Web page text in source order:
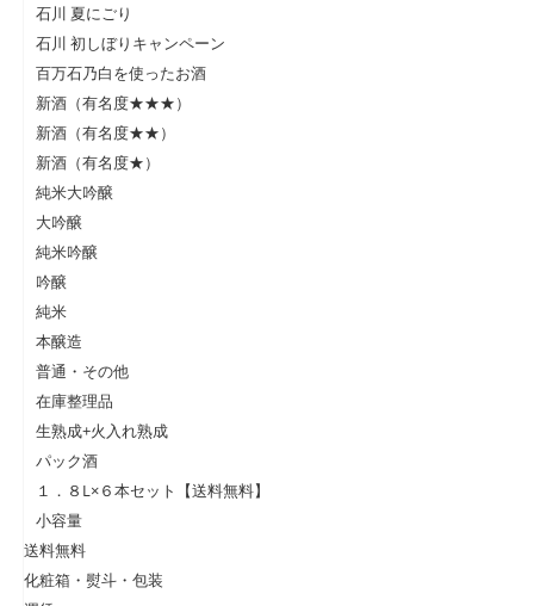
石川 夏にごり
石川 初しぼりキャンペーン
百万石乃白を使ったお酒
新酒（有名度★★★）
新酒（有名度★★）
新酒（有名度★）
純米大吟醸
大吟醸
純米吟醸
吟醸
純米
本醸造
普通・その他
在庫整理品
生熟成+火入れ熟成
パック酒
１．８L×６本セット【送料無料】
小容量
送料無料
化粧箱・熨斗・包装